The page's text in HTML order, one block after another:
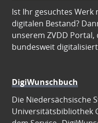
Ist Ihr gesuchtes
digitalen Bestand?
unserem ZVDD Portal,
bundesweit
DigiWunschbuch
Die Niedersächsische
Universitätsbibliothek